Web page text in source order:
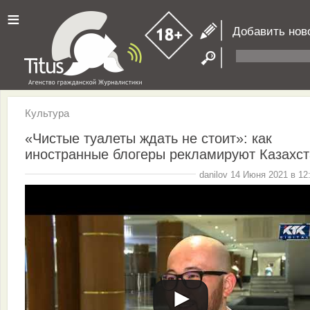
≡ Добавить
Культура
«Чистые туалеты ждать не стоит»: как
иностранные блогеры рекламируют
danilov 14 Июня 2021 в